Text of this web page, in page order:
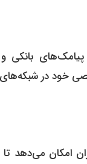
بانکی
خود در